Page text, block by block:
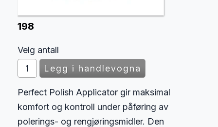
198
Velg antall
Perfect Polish Applicator gir maksimal
komfort og kontroll under påføring av
polerings- og rengjøringsmidler. Den